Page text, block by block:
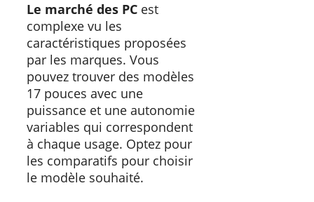
Le marché des PC est
complexe vu les
caractéristiques proposées
par les marques. Vous
pouvez trouver des modèles
17 pouces avec une
puissance et une autonomie
variables qui correspondent
à chaque usage. Optez pour
les comparatifs pour choisir
le modèle souhaité.